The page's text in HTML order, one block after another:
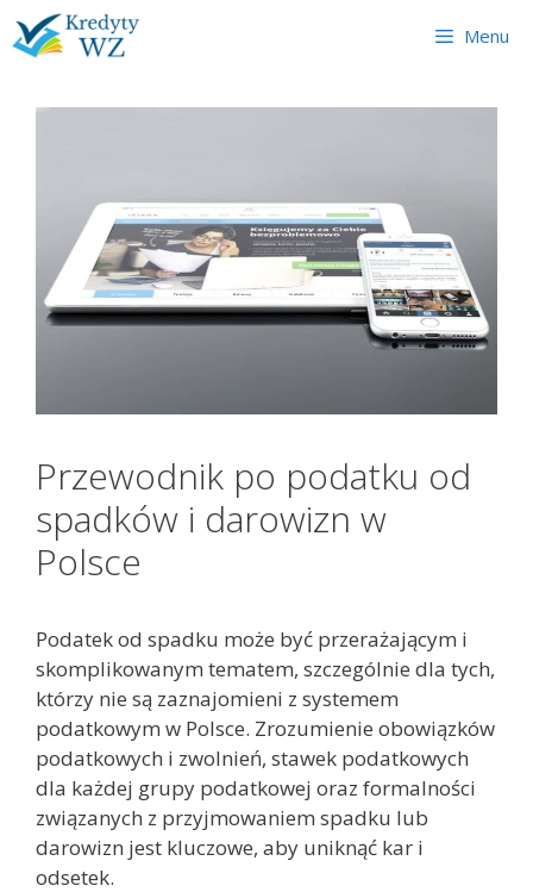
Skip
to
Menu
Przewodnik po podatku od
spadków i darowizn w
Polsce
Podatek od spadku może być przerażającym i
skomplikowanym tematem, szczególnie dla tych,
którzy nie są zaznajomieni z systemem
podatkowym w Polsce. Zrozumienie obowiązków
podatkowych i zwolnień, stawek podatkowych
dla każdej grupy podatkowej oraz formalności
związanych z przyjmowaniem spadku lub
darowizn jest kluczowe, aby uniknąć kar i
odsetek.